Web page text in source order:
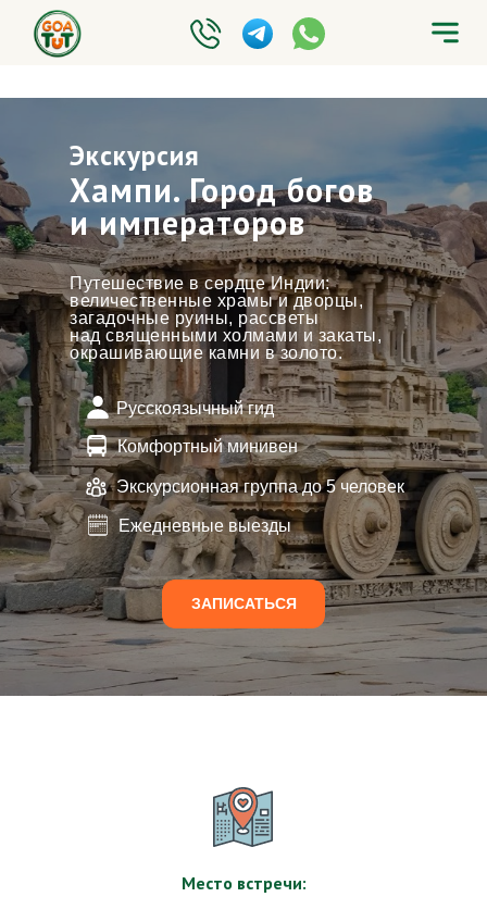
Экскурсия
Хампи. Город богов
и императоров
Путешествие в сердце Индии:
величественные храмы и дворцы,
загадочные руины, рассветы
над священными холмами и закаты,
окрашивающие камни в золото.
ЗАПИСАТЬСЯ
Комфортный минивен
Ежедневные выезды
Экскурсионная группа до 5 человек
Русскоязычный гид
Место встречи: